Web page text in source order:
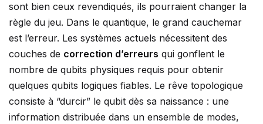
sont bien ceux revendiqués, ils pourraient changer la
règle du jeu. Dans le quantique, le grand cauchemar
est l’erreur. Les systèmes actuels nécessitent des
couches de correction d’erreurs qui gonflent le
nombre de qubits physiques requis pour obtenir
quelques qubits logiques fiables. Le rêve topologique
consiste à “durcir” le qubit dès sa naissance : une
information distribuée dans un ensemble de modes,